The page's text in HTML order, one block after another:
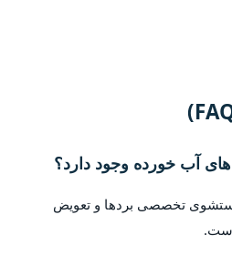
های آب خورده وجود دارد؟
شستشوی تخصصی بردها و تعویض